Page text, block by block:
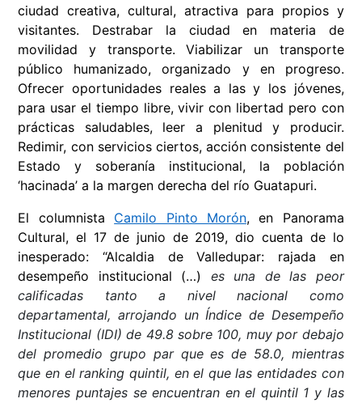
ciudad creativa, cultural, atractiva para propios y
visitantes. Destrabar la ciudad en materia de
movilidad y transporte. Viabilizar un transporte
público humanizado, organizado y en progreso.
Ofrecer oportunidades reales a las y los jóvenes,
para usar el tiempo libre, vivir con libertad pero con
prácticas saludables, leer a plenitud y producir.
Redimir, con servicios ciertos, acción consistente del
Estado y soberanía institucional, la población
‘hacinada’ a la margen derecha del río Guatapuri.
El columnista Camilo Pinto Morón, en Panorama
Cultural, el 17 de junio de 2019, dio cuenta de lo
inesperado: “Alcaldia de Valledupar: rajada en
desempeño institucional (…) es una de las peor
calificadas tanto a nivel nacional como
departamental, arrojando un Índice de Desempeño
Institucional (IDI) de 49.8 sobre 100, muy por debajo
del promedio grupo par que es de 58.0, mientras
que en el ranking quintil, en el que las entidades con
menores puntajes se encuentran en el quintil 1 y las